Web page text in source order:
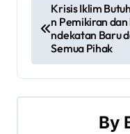
o
s
t
Krisis Iklim
n Pemikiran dan
ndekatan Baru
Semua Pihak
By